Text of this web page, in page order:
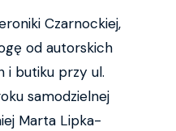
Czarnockiej,
od autorskich
i butiku przy ul.
samodzielnej
Marta Lipka-